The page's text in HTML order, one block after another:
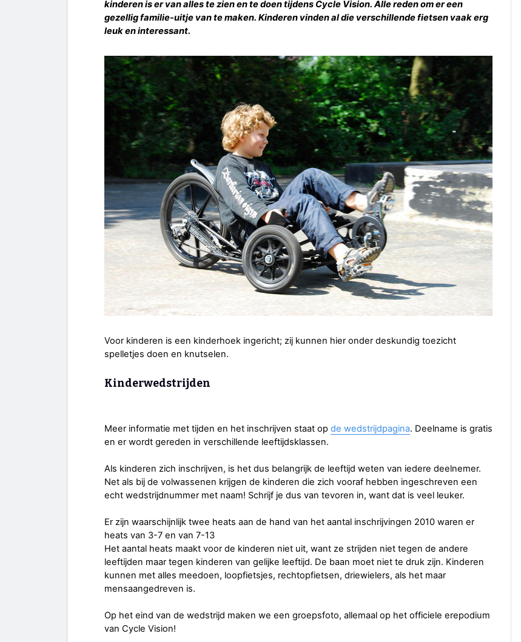
kinderen is er van alles te zien en te doen tijdens Cycle Vision. Alle reden om er een
gezellig familie-uitje van te maken. Kinderen vinden al die verschillende fietsen vaak erg
leuk en interessant.
Voor kinderen is een kinderhoek ingericht; zij kunnen hier onder deskundig toezicht
spelletjes doen en knutselen.
Kinderwedstrijden
Meer informatie met tijden en het inschrijven staat op de wedstrijdpagina. Deelname is gratis
en er wordt gereden in verschillende leeftijdsklassen.
Als kinderen zich inschrijven, is het dus belangrijk de leeftijd weten van iedere deelnemer.
Net als bij de volwassenen krijgen de kinderen die zich vooraf hebben ingeschreven een
echt wedstrijdnummer met naam! Schrijf je dus van tevoren in, want dat is veel leuker.
Er zijn waarschijnlijk twee heats aan de hand van het aantal inschrijvingen 2010 waren er
heats van 3-7 en van 7-13
Het aantal heats maakt voor de kinderen niet uit, want ze strijden niet tegen de andere
leeftijden maar tegen kinderen van gelijke leeftijd. De baan moet niet te druk zijn. Kinderen
kunnen met alles meedoen, loopfietsjes, rechtopfietsen, driewielers, als het maar
mensaangedreven is.
Op het eind van de wedstrijd maken we een groepsfoto, allemaal op het officiele erepodium
van Cycle Vision!